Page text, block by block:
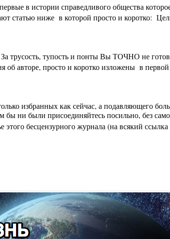
в истории справедливого общества
статью ниже в которой просто и коротко:
трусость, тупость и понты Вы ТОЧНО не
авторе, просто и коротко изложены в первой
избранных как сейчас, а подавляющего
ни были присоединяйтесь посильно, без
бесцензурного журнала (на всякий